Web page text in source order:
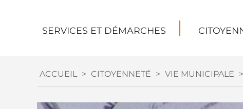
SERVICES ET DÉMARCHES
ACCUEIL > CITOYENNETÉ > VIE MUNICIPALE >